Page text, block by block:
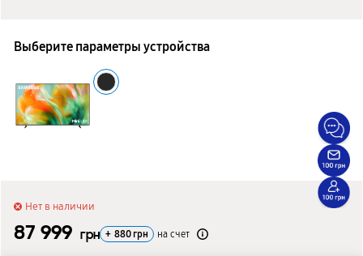
Выберите параметры устройства
Нет в наличии
87 999 грн + 880 грн на счет